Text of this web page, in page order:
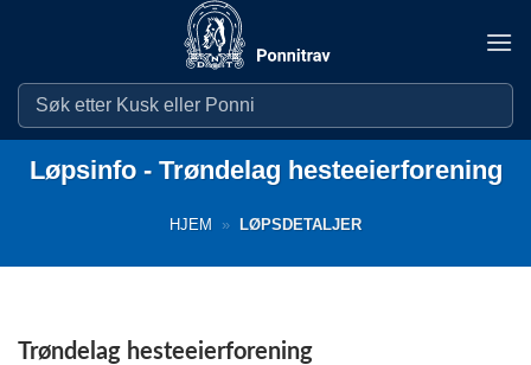
Løpsinfo - Trøndelag hesteeierforening
HJEM » LØPSDETALJER
Trøndelag hesteeierforening